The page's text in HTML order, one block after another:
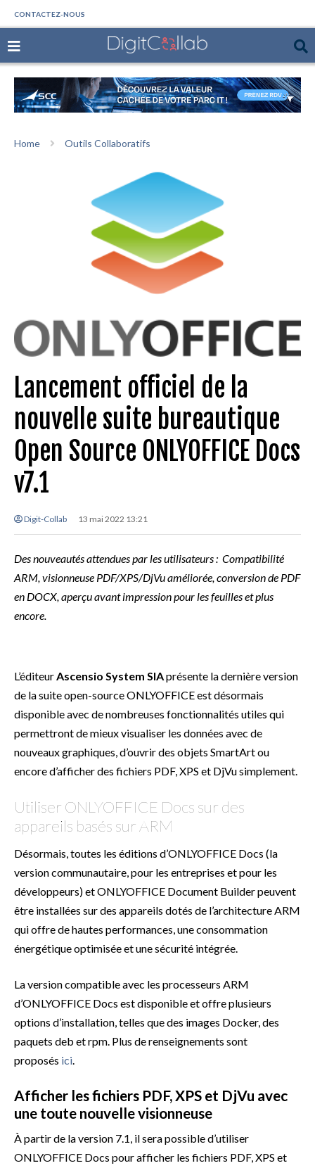
CONTACTEZ-NOUS
Home Outils Collaboratifs
Lancement officiel de la
nouvelle suite bureautique
Open Source ONLYOFFICE Docs
v7.1
Digit-Collab 13 mai 2022 13:21
Des nouveautés attendues par les utilisateurs : Compatibilité
ARM, visionneuse PDF/XPS/DjVu améliorée, conversion de PDF
en DOCX, aperçu avant impression pour les feuilles et plus
encore.
L’éditeurAscensio System SIAprésente la dernière version
de la suite open-source ONLYOFFICE est désormais
disponible avec de nombreuses fonctionnalités utiles qui
permettront de mieux visualiser les données avec de
nouveaux graphiques, d’ouvrir des objets SmartArt ou
encore d’afficher des fichiers PDF, XPS et DjVu simplement.
Utiliser ONLYOFFICE Docs sur des
appareils basés sur ARM
Désormais, toutes les éditions d’ONLYOFFICE Docs (la
version communautaire, pour les entreprises et pour les
développeurs) et ONLYOFFICE Document Builder peuvent
être installées sur des appareils dotés de l’architecture ARM
qui offre de hautes performances, une consommation
énergétique optimisée et une sécurité intégrée.
La version compatible avec les processeurs ARM
d’ONLYOFFICE Docs est disponible et offre plusieurs
options d’installation, telles que des images Docker, des
paquets deb et rpm. Plus de renseignements sont
proposés ici
Afficher les fichiers PDF, XPS et DjVu avec
une toute nouvelle visionneuse
À partir de la version 7.1, il sera possible d’utiliser
ONLYOFFICE Docs pour afficher les fichiers PDF, XPS et